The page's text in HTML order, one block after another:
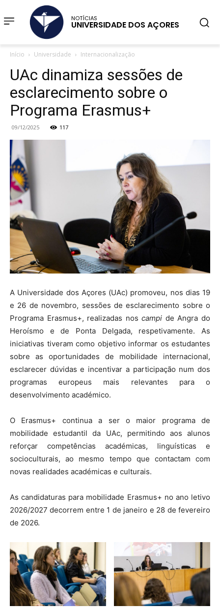
NOTÍCIAS
UNIVERSIDADE DOS AÇORES
Início Universidade Internacionalização
UAc dinamiza sessões de
esclarecimento sobre o
Programa Erasmus+
09/12/2025 117
A Universidade dos Açores (UAc) promoveu, nos dias 19
e 26 de novembro, sessões de esclarecimento sobre o
Programa Erasmus+, realizadas noscampi de Angra do
Heroísmo e de Ponta Delgada, respetivamente. As
iniciativas tiveram como objetivo informar os estudantes
sobre as oportunidades de mobilidade internacional,
esclarecer dúvidas e incentivar a participação num dos
programas europeus mais relevantes para o
desenvolvimento académico.
O Erasmus+ continua a ser o maior programa de
mobilidade estudantil da UAc, permitindo aos alunos
reforçar competências académicas, linguísticas e
socioculturais, ao mesmo tempo que contactam com
novas realidades académicas e culturais.
As candidaturas para mobilidade Erasmus+ no ano letivo
2026/2027 decorrem entre 1 de janeiro e 28 de fevereiro
de 2026.